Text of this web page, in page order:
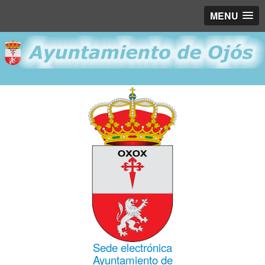
MENU
Sede electrónica
Ayuntamiento de